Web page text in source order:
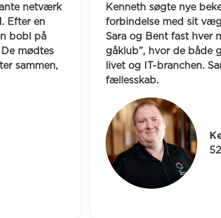
gåklub i
han med
erfaringer fra
et stærkt
liv manglede
nye fællesskaber
spilleklub, som
de spiller brætspil
blevet en del af en
fælles måltider og